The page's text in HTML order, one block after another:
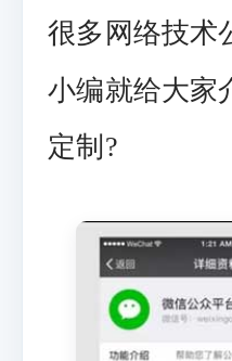
很多网络技术
小编就给大家
定制?